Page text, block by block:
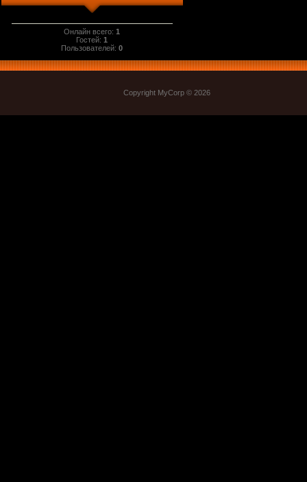
Онлайн всего:1
Гостей:1
Пользователей:0
Copyright MyCorp © 2026